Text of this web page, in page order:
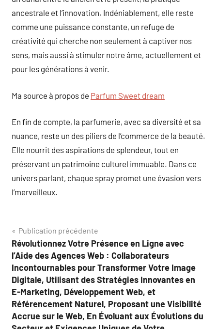
ancestrale et l’innovation. Indéniablement, elle reste
comme une puissance constante, un refuge de
créativité qui cherche non seulement à captiver nos
sens, mais aussi à stimuler notre âme, actuellement et
pour les générations à venir.
Ma source à propos de Parfum Sweet dream
En fin de compte, la parfumerie, avec sa diversité et sa
nuance, reste un des piliers de l’commerce de la beauté.
Elle nourrit des aspirations de splendeur, tout en
préservant un patrimoine culturel immuable. Dans ce
univers parlant, chaque spray promet une évasion vers
l’merveilleux.
Navigation
de
l’article
Publication précédente
Révolutionnez Votre Présence en Ligne avec
l’Aide des Agences Web : Collaborateurs
Incontournables pour Transformer Votre Image
Digitale, Utilisant des Stratégies Innovantes en
E-Marketing, Développement Web, et
Référencement Naturel, Proposant une Visibilité
Accrue sur le Web, En Évoluant aux Évolutions du